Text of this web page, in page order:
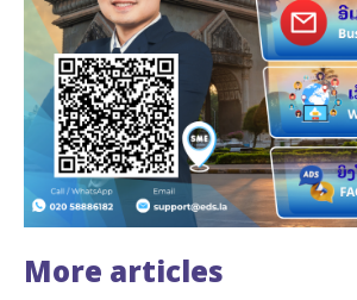
More articles